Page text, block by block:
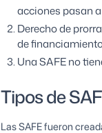
acciones pasan
Derecho de
de
Una SAFE no
Tipos de
Las SAFE fueron